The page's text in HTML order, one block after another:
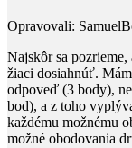
Opravovali:
Najskôr sa
žiaci dosiahnúť.
odpoveď (3 body),
bod), a z toho
každému možnému
možné obodovania